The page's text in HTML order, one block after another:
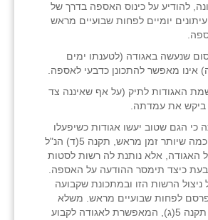
להודיע על כינוס האספה בדרך של
יומיים לפחות שבועיים מראש
שנעשה באגודה (לטענתו ימים
אינו מאפשר להתכונן כדבעי לאספה.
האגודות לתיק (על אף שאיננה צד
ביקש את עמדתה.
הגם שטוב יעשו אגודות כשיפעלו
להודיע על האספות כמה שיותר זמן מראש, תקנה 5(ד) הנ"ל
האגודה, אלא נותנת לה רשות לסטות
כיצד תימסר ההודעה על האספה.
הרשות הזו ובמתכונת שקבועה
לפחות שבועיים מראש. משלא
נוצלה רשות זו, חלה תקנה 5(ג), המאפשרת לאגודה לקבוע